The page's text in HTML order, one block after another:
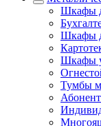
Шкафы
Шкафы
Шкафы
Тумбы